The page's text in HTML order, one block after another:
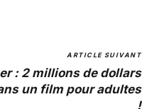
ARTICLE SUIVANT
: 2 millions de dollars
un film pour adultes
!